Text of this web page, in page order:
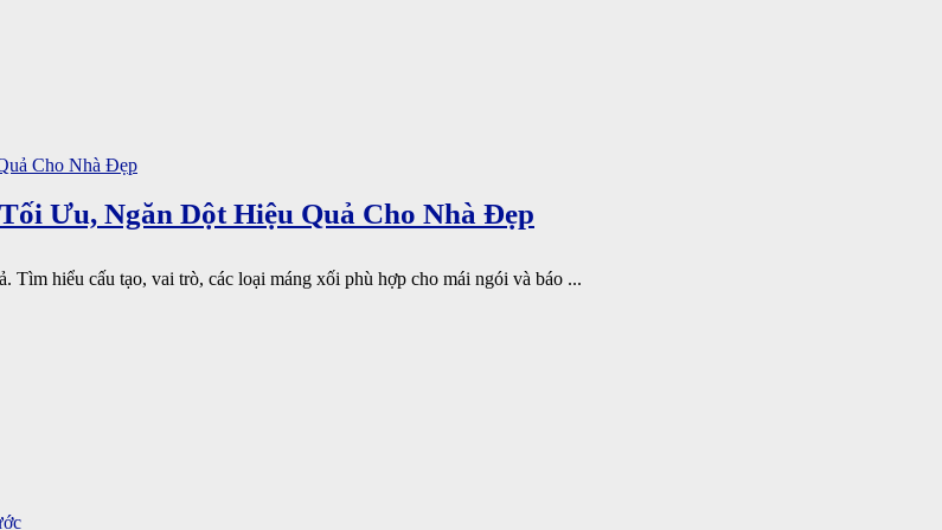
Ưu, Ngăn Dột Hiệu Quả Cho Nhà Đẹp
hiểu cấu tạo, vai trò, các loại máng xối phù hợp cho mái ngói và báo ...